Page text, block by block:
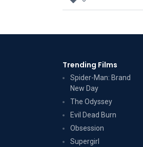
Trending Films
Spider-Man: Brand
New Day
The Odyssey
Evil Dead Burn
Obsession
Supergirl